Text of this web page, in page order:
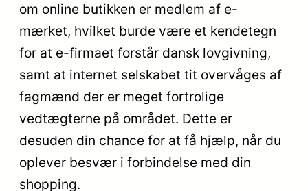
om online butikken er medlem af e-
mærket, hvilket burde være et kendetegn
for at e-firmaet forstår dansk lovgivning,
samt at internet selskabet tit overvåges af
fagmænd der er meget fortrolige
vedtægterne på området. Dette er
desuden din chance for at få hjælp, når du
oplever besvær i forbindelse med din
shopping.